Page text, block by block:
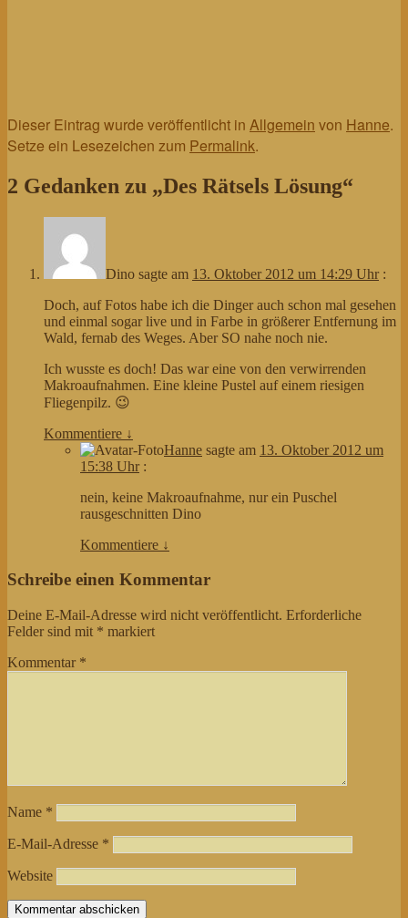
Dieser Eintrag wurde veröffentlicht in Allgemein von Hanne.
Setze ein Lesezeichen zum Permalink.
2 Gedanken zu „Des Rätsels Lösung“
Dino sagte am 13. Oktober 2012 um 14:29 Uhr :
Doch, auf Fotos habe ich die Dinger auch schon mal gesehen
und einmal sogar live und in Farbe in größerer Entfernung im
Wald, fernab des Weges. Aber SO nahe noch nie.
Ich wusste es doch! Das war eine von den verwirrenden
Makroaufnahmen. Eine kleine Pustel auf einem riesigen
Fliegenpilz. 😉
Kommentiere ↓
Hanne sagte am 13. Oktober 2012 um
15:38 Uhr :
nein, keine Makroaufnahme, nur ein Puschel
rausgeschnitten Dino
Kommentiere ↓
Schreibe einen Kommentar
Deine E-Mail-Adresse wird nicht veröffentlicht. Erforderliche
Felder sind mit * markiert
Kommentar *
Name *
E-Mail-Adresse *
Website